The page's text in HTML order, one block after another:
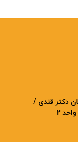
دکتر قندی /